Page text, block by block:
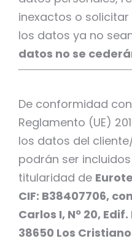
inexactos o
los datos ya no
datos no se
De conformidad
Reglamento (UE)
los datos del
podrán ser
titularidad de
CIF: B38407706,
Carlos I, Nº 20,
38650 Los